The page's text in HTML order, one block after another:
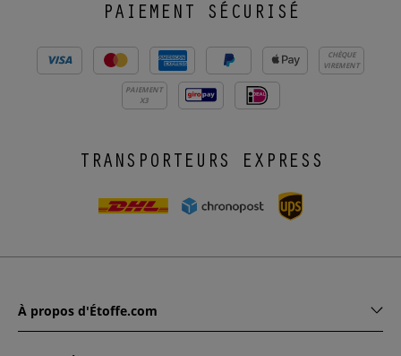
PAIEMENT SÉCURISÉ
CHÈQUE
VIREMENT
PAIEMENT
X3
TRANSPORTEURS EXPRESS
À propos d'Étoffe.com